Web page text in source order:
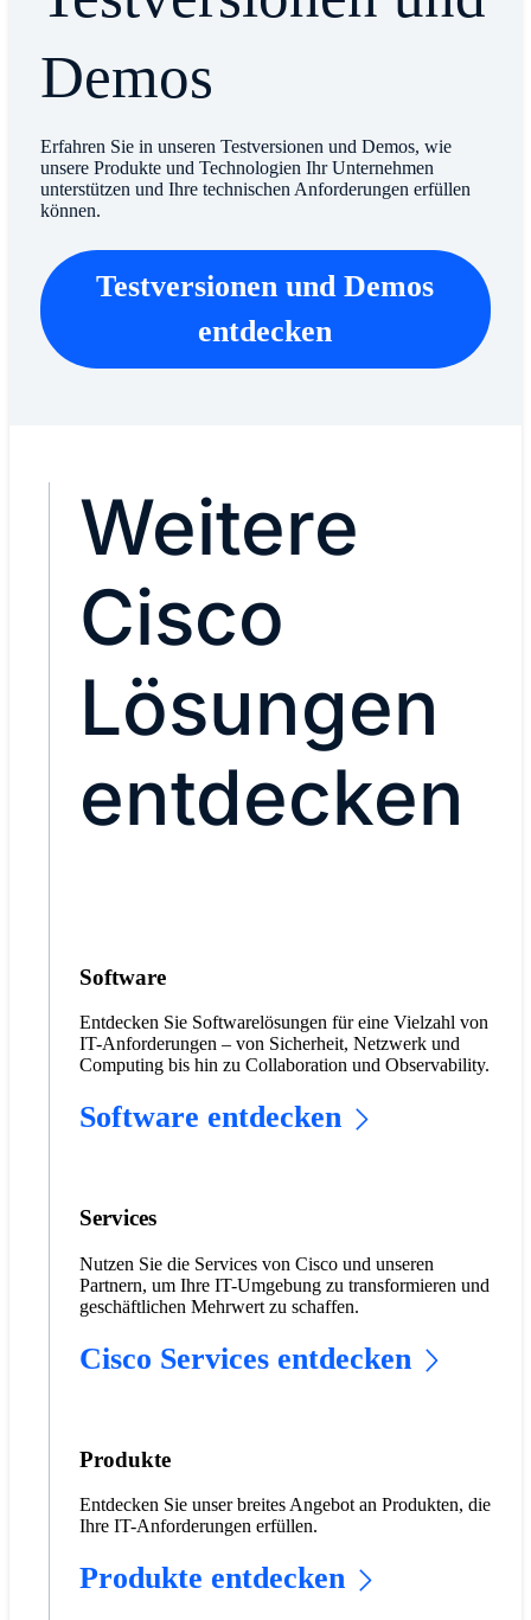
Demos
Erfahren Sie in unseren Testversionen und Demos, wie
unsere Produkte und Technologien Ihr Unternehmen
unterstützen und Ihre technischen Anforderungen erfüllen
können.
Testversionen und Demos
entdecken
Weitere
Cisco
Lösungen
entdecken
Software
Entdecken Sie Softwarelösungen für eine Vielzahl von
IT-Anforderungen – von Sicherheit, Netzwerk und
Computing bis hin zu Collaboration und Observability.
Software entdecken
Services
Nutzen Sie die Services von Cisco und unseren
Partnern, um Ihre IT-Umgebung zu transformieren und
geschäftlichen Mehrwert zu schaffen.
Cisco Services entdecken
Produkte
Entdecken Sie unser breites Angebot an Produkten, die
Ihre IT-Anforderungen erfüllen.
Produkte entdecken